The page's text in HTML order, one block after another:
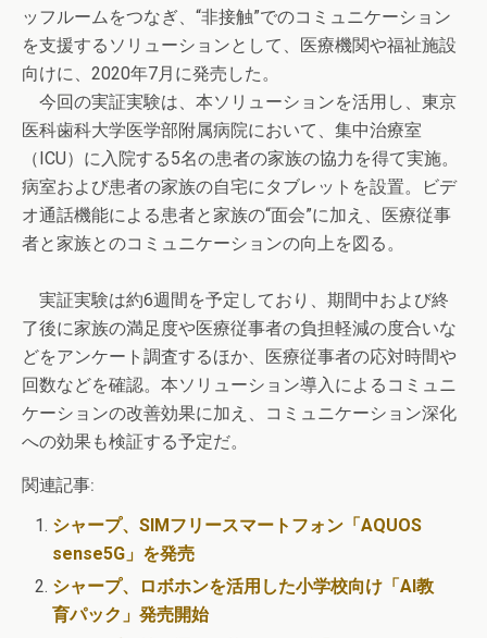
ッフルームをつなぎ、“非接触”でのコミュニケーション
を支援するソリューションとして、医療機関や福祉施設
向けに、2020年7月に発売した。
今回の実証実験は、本ソリューションを活用し、東京
医科歯科大学医学部附属病院において、集中治療室
（ICU）に入院する5名の患者の家族の協力を得て実施。
病室および患者の家族の自宅にタブレットを設置。ビデ
オ通話機能による患者と家族の“面会”に加え、医療従事
者と家族とのコミュニケーションの向上を図る。
実証実験は約6週間を予定しており、期間中および終
了後に家族の満足度や医療従事者の負担軽減の度合いな
どをアンケート調査するほか、医療従事者の応対時間や
回数などを確認。本ソリューション導入によるコミュニ
ケーションの改善効果に加え、コミュニケーション深化
への効果も検証する予定だ。
関連記事:
シャープ、SIMフリースマートフォン「AQUOS
sense5G」を発売
シャープ、ロボホンを活用した小学校向け「AI教
育パック」発売開始